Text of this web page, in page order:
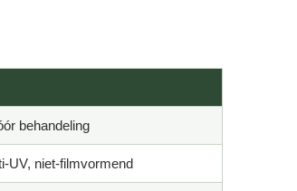
behandeling
UV, niet-filmvormend